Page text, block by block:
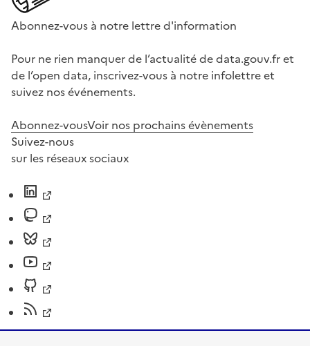
Abonnez-vous à notre lettre d'information
Pour ne rien manquer de l’actualité de data.gouv.fr et
de l’open data, inscrivez-vous à notre infolettre et
suivez nos événements.
Abonnez-vousVoir nos prochains évènements
Suivez-nous
sur les réseaux sociaux